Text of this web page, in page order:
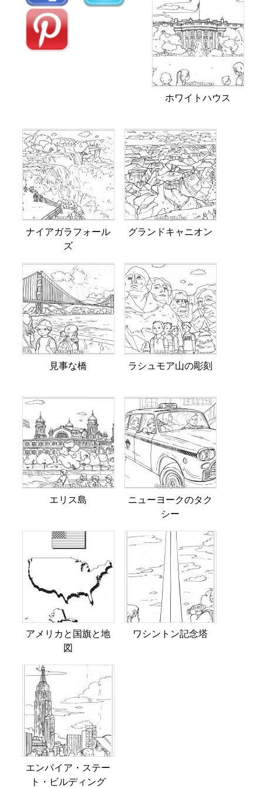
ホワイトハウス
ナイアガラフォール
ズ
グランドキャニオン
見事な橋 ラシュモア山の彫刻
エリス島
ニューヨークのタク
シー
アメリカと国旗と地
図
ワシントン記念塔
エンパイア・ステー
ト・ビルディング